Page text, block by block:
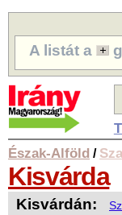
A listát a
Észak-Alföld /
Kisvárda
Kisvárdán: